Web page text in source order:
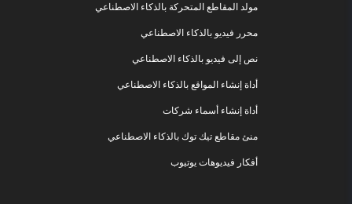
مولد المقاطع المتحركة بالذكاء الاصطناعي
محرر فيديو بالذكاء الاصطناعي
نص إلى فيديو بالذكاء الاصطناعي
أداة إنشاء المواقع بالذكاء الاصطناعي
أداة إنشاء أسماء شركات
منئ مقاطع تيك توك بالذكاء الاصطناعي
أفكار فيديوهات يوتيوب